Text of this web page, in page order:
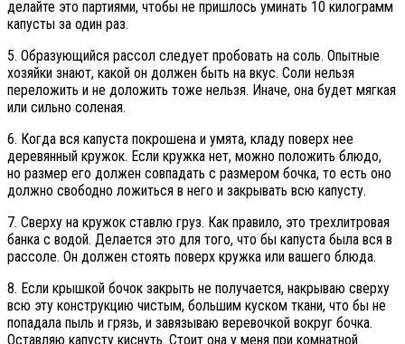
делайте это партиями, чтобы не пришлось уминать 10 килограмм
капусты за один раз.
5. Образующийся рассол следует пробовать на соль. Опытные
хозяйки знают, какой он должен быть на вкус. Соли нельзя
переложить и не доложить тоже нельзя. Иначе, она будет мягкая
или сильно соленая.
6. Когда вся капуста покрошена и умята, кладу поверх нее
деревянный кружок. Если кружка нет, можно положить блюдо,
но размер его должен совпадать с размером бочка, то есть оно
должно свободно ложиться в него и закрывать всю капусту.
7. Сверху на кружок ставлю груз. Как правило, это трехлитровая
банка с водой. Делается это для того, что бы капуста была вся в
рассоле. Он должен стоять поверх кружка или вашего блюда.
8. Если крышкой бочок закрыть не получается, накрываю сверху
всю эту конструкцию чистым, большим куском ткани, что бы не
попадала пыль и грязь, и завязываю веревочкой вокруг бочка.
Оставляю капусту киснуть. Стоит она у меня при комнатной